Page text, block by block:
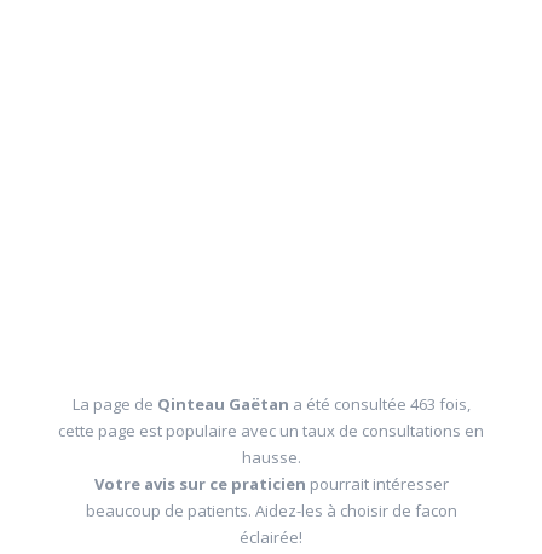
La page de Qinteau Gaëtan a été consultée 463 fois,
cette page est populaire avec un taux de consultations en
hausse.
Votre avis sur ce praticien pourrait intéresser
beaucoup de patients. Aidez-les à choisir de facon
éclairée!